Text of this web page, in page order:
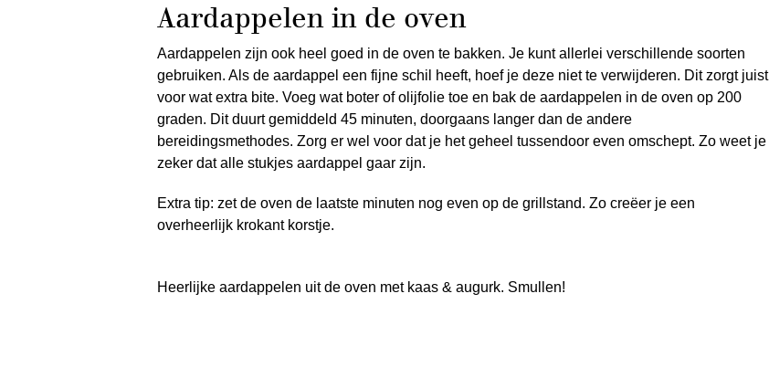
Aardappelen in de oven
Aardappelen zijn ook heel goed in de oven te bakken. Je kunt allerlei verschillende soorten
gebruiken. Als de aardappel een fijne schil heeft, hoef je deze niet te verwijderen. Dit zorgt juist
voor wat extra bite. Voeg wat boter of olijfolie toe en bak de aardappelen in de oven op 200
graden. Dit duurt gemiddeld 45 minuten, doorgaans langer dan de andere
bereidingsmethodes. Zorg er wel voor dat je het geheel tussendoor even omschept. Zo weet je
zeker dat alle stukjes aardappel gaar zijn.
Extra tip: zet de oven de laatste minuten nog even op de grillstand. Zo creëer je een
overheerlijk krokant korstje.
Heerlijke aardappelen uit de oven met kaas & augurk. Smullen!